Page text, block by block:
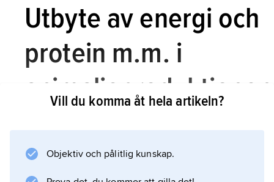
Utbyte av energi och
protein m.m. i
animalieproduktionen
Att utnyttja växtprodukter omvägen via djur
innebär betydande energiförluster. Bäst utbyte
Vill du komma åt hela artikeln?
Objektiv och pålitlig kunskap.